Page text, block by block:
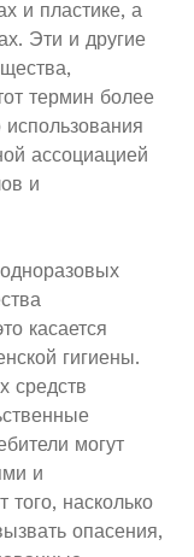
и пластике, а
Эти и другие
термин более
ассоциацией
и
касается
гигиены.
средств
могут
и
насколько
опасения,